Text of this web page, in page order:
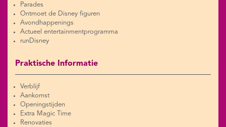
Parades
Ontmoet de Disney figuren
Avondhappenings
Actueel entertainmentprogramma
runDisney
Praktische Informatie
Verblijf
Aankomst
Openingstijden
Extra Magic Time
Renovaties